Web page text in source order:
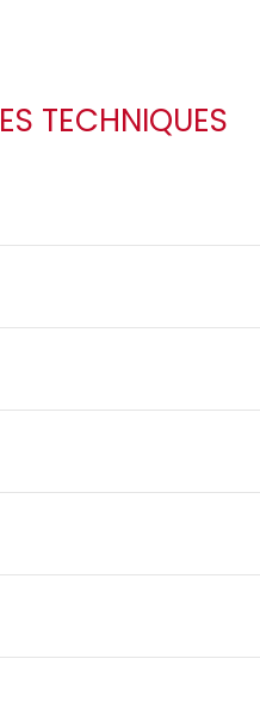
TECHNIQUES